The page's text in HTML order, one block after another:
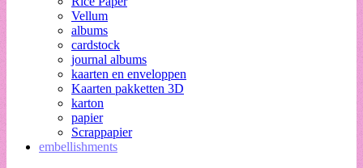
Vellum
albums
cardstock
journal albums
kaarten en enveloppen
Kaarten pakketten 3D
karton
papier
Scrappapier
embellishments